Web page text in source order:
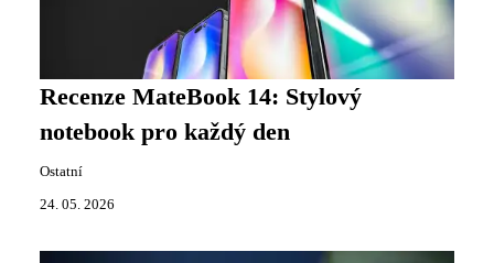
Recenze MateBook 14: Stylový
notebook pro každý den
Ostatní
24. 05. 2026